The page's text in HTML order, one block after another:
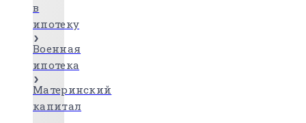
в
ипотеку
Военная
ипотека
Материнский
капитал